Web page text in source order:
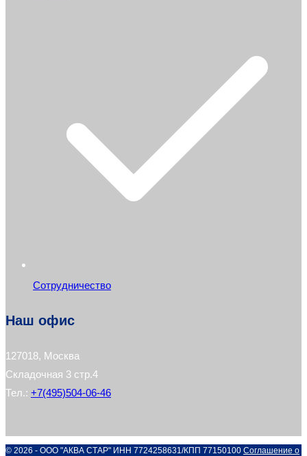
Сотрудничество
Наш офис
127018, Москва
Складочная 3 стр.4
Тел.: +7(495)504-06-46
© 2026 - ООО "АКВА СТАР" ИНН 7724258631/КПП 77150100 Соглашение о